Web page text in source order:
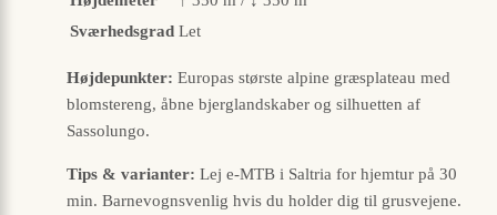
Sværhedsgrad Let
Højdepunkter: Europas største alpine græsplateau med
blomstereng, åbne bjerglandskaber og silhuetten af
Sassolungo.
Tips & varianter: Lej e-MTB i Saltria for hjemtur på 30
min. Barnevognsvenlig hvis du holder dig til grusvejene.